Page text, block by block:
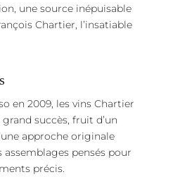
une source inépuisable
Chartier, l’insatiable
en 2009, les vins Chartier
succès, fruit d’un
approche originale
assemblages pensés pour
précis.